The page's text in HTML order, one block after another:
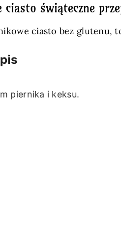
ciasto świąteczne
ciasto bez
piernika i keksu.